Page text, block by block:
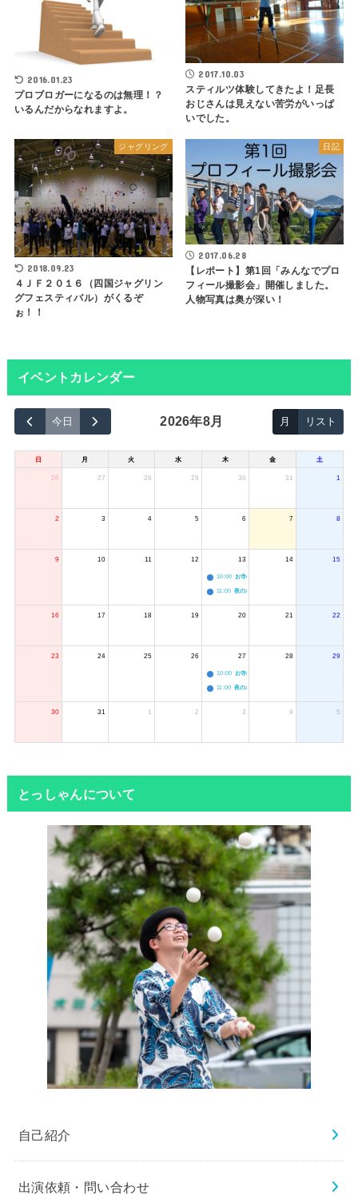
2016.01.23
プロブロガーになるのは無理！？
いるんだからなれますよ。
2017.10.03
スティルツ体験してきたよ！足長
おじさんは見えない苦労がいっぱ
いでした。
ジャグリング
2018.09.23
４ＪＦ２０１６（四国ジャグリン
グフェスティバル）がくるぞ
ぉ！！
日記
2017.06.28
【レポート】第1回「みんなでプロ
フィール撮影会」開催しました。
人物写真は奥が深い！
イベントカレンダー
今日 2026年8月 月 リスト
日 月 火 水 木 金 土
26 27 28 29 30 31 1
2 3 4 5 6 7 8
9 10 11 12 13
10:00 お寺のジャグリング教室
11:00 夜のボードゲーム会
14 15
16 17 18 19 20 21 22
23 24 25 26 27
10:00 お寺のジャグリング教室
11:00 夜のボードゲーム会
28 29
30 31 1 2 3 4 5
とっしゃんについて
自己紹介
出演依頼・問い合わせ